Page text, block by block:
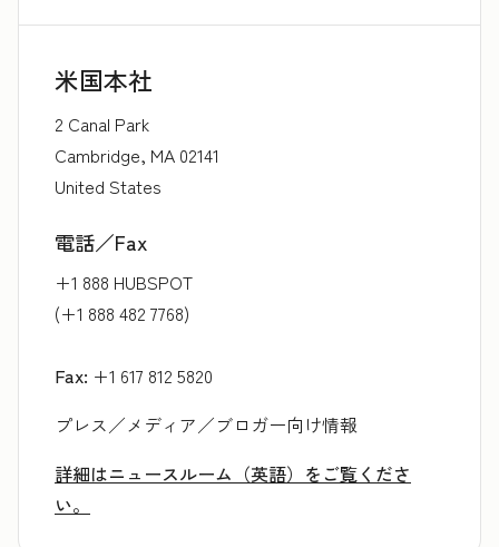
米国本社
2 Canal Park
Cambridge, MA 02141
United States
電話／Fax
+1 888 HUBSPOT
(+1 888 482 7768)
Fax: +1 617 812 5820
プレス／メディア／ブロガー向け情報
詳細はニュースルーム（英語）をご覧くださ
い。